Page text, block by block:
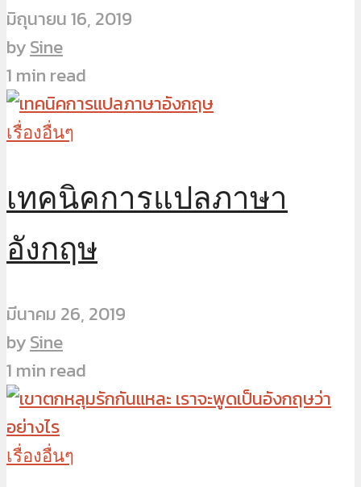
มิถุนายน 16, 2019
bySine
1 min read
เรื่องอื่นๆ
เทคนิคการแปลภาษา
อังกฤษ
มีนาคม 26, 2019
bySine
1 min read
เรื่องอื่นๆ